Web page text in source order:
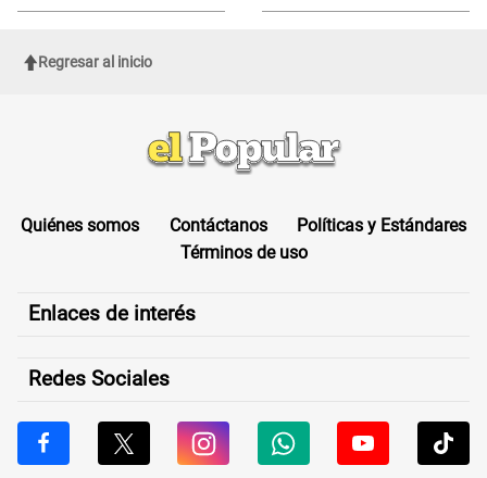
ferias de Latinoamérica
su muerte para EVITAR COBROS
Regresar al inicio
Quiénes somos Contáctanos
Políticas y Estándares
Términos de uso
Enlaces de interés
Redes Sociales